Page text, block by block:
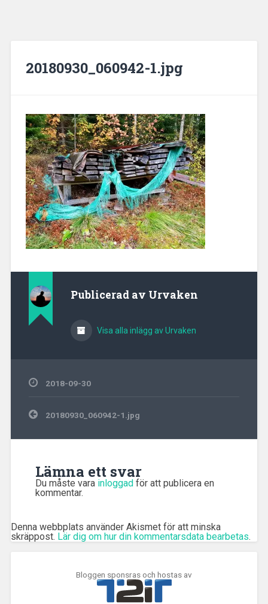
20180930_060942-1.jpg
Publicerad av Urvaken
Visa alla inlägg av Urvaken
2018-09-30
Inläggsnavigering
20180930_060942-1.jpg
Lämna ett svar
Du måste vara inloggad för att publicera en
kommentar.
Denna webbplats använder Akismet för att minska
skräppost. Lär dig om hur din kommentarsdata bearbetas.
Bloggen sponsras och hostas av